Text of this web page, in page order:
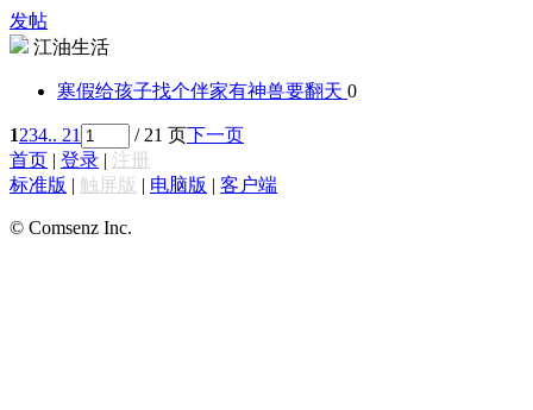
发帖
江油生活
寒假给孩子找个伴家有神兽要翻天 0
1234.. 21 / 21 页下一页
首页 | 登录 | 注册
标准版 | 触屏版 | 电脑版 | 客户端
© Comsenz Inc.